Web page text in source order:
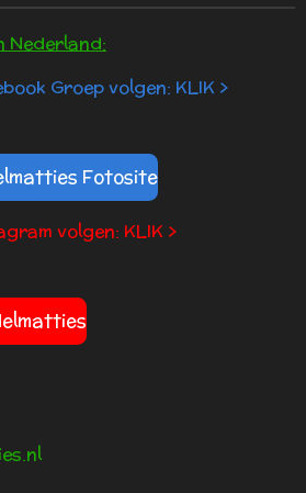
Nederland:
Groep volgen: KLIK >
Fotosite
volgen: KLIK >